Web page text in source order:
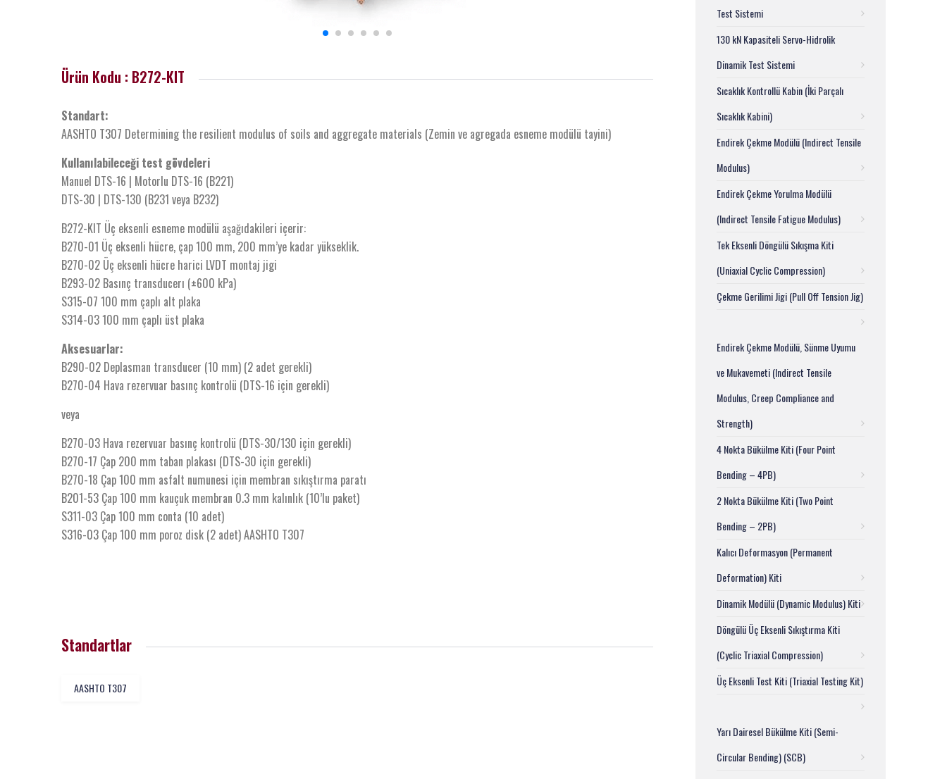
Ürün Kodu : B272-KIT
Standart:
AASHTO T307 Determining the resilient modulus of soils and aggregate materials (Zemin ve agregada esneme modülü tayini)
Kullanılabileceği test gövdeleri
Manuel DTS-16 | Motorlu DTS-16 (B221)
DTS-30 | DTS-130 (B231 veya B232)
B272-KIT Üç eksenli esneme modülü aşağıdakileri içerir:
B270-01 Üç eksenli hücre, çap 100 mm, 200 mm’ye kadar yükseklik.
B270-02 Üç eksenli hücre harici LVDT montaj jigi
B293-02 Basınç transducerı (±600 kPa)
S315-07 100 mm çaplı alt plaka
S314-03 100 mm çaplı üst plaka
Aksesuarlar:
B290-02 Deplasman transducer (10 mm) (2 adet gerekli)
B270-04 Hava rezervuar basınç kontrolü (DTS-16 için gerekli)
veya
B270-03 Hava rezervuar basınç kontrolü (DTS-30/130 için gerekli)
B270-17 Çap 200 mm taban plakası (DTS-30 için gerekli)
B270-18 Çap 100 mm asfalt numunesi için membran sıkıştırma paratı
B201-53 Çap 100 mm kauçuk membran 0.3 mm kalınlık (10’lu paket)
S311-03 Çap 100 mm conta (10 adet)
S316-03 Çap 100 mm poroz disk (2 adet) AASHTO T307
Standartlar
AASHTO T307
Test Sistemi
130 kN Kapasiteli Servo-Hidrolik
Dinamik Test Sistemi
Sıcaklık Kontrollü Kabin (İki Parçalı
Sıcaklık Kabini)
Endirek Çekme Modülü (Indirect Tensile
Modulus)
Endirek Çekme Yorulma Modülü
(Indirect Tensile Fatigue Modulus)
Tek Eksenli Döngülü Sıkışma Kiti
(Uniaxial Cyclic Compression)
Çekme Gerilimi Jigi (Pull Off Tension Jig)
Endirek Çekme Modülü, Sünme Uyumu
ve Mukavemeti (Indirect Tensile
Modulus, Creep Compliance and
Strength)
4 Nokta Bükülme Kiti (Four Point
Bending – 4PB)
2 Nokta Bükülme Kiti (Two Point
Bending – 2PB)
Kalıcı Deformasyon (Permanent
Deformation) Kiti
Dinamik Modülü (Dynamic Modulus) Kiti
Döngülü Üç Eksenli Sıkıştırma Kiti
(Cyclic Triaxial Compression)
Üç Eksenli Test Kiti (Triaxial Testing Kit)
Yarı Dairesel Bükülme Kiti (Semi-
Circular Bending) (SCB)